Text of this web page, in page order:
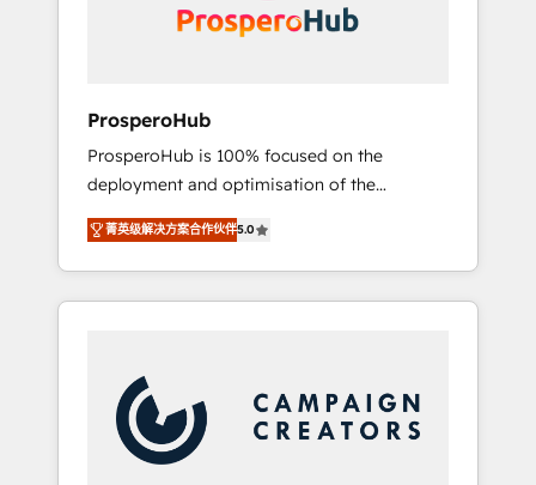
ProsperoHub
ProsperoHub is 100% focused on the
deployment and optimisation of the
HubSpot CRM platform. Our highly
experienced team of solutions experts will
ensure that you achieve maximum adoption
and ROI from your HubSpot investment. Use
your team on their HubSpot journey, design
and implement your processes and skilfully
bring your revenue infrastructure to life. Our
collaborative approach keeps you in control
菁英级解决方案合作伙伴5.0